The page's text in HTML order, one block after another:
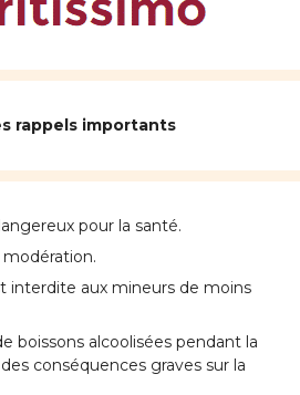
rappels importants
pour la santé.
interdite aux mineurs de moins
boissons alcoolisées pendant la
conséquences graves sur la